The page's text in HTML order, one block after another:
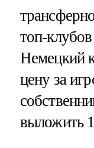
топ-
Немецкий
цену за
выложить